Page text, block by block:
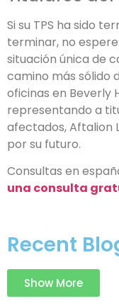
Si su TPS ha sido
terminar, no
situación única de
camino más sólido
oficinas en Beverly
representando a
afectados, Aftalion
por su futuro.
Consultas en
una consulta
Recent
Show More